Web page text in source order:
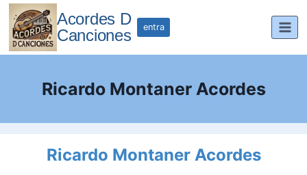
Saltar
contenido
Acordes D
Canciones
entra
Ricardo Montaner Acordes
Ricardo Montaner Acordes